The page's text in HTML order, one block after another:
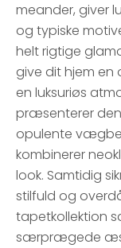
meander, giver
og typiske
helt rigtige
give dit hjem en
en luksuriøs
præsenterer
opulente
kombinerer
look. Samtidig
stilfuld og
tapetkollektion
særprægede